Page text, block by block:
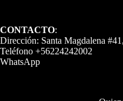
CONTACTO:
Dirección: Santa Magdalena
Teléfono +56224242002
WhatsApp